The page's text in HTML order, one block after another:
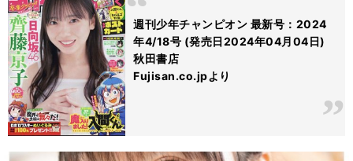
週刊少年チャンピオン 最新号：2024
年4/18号 (発売日2024年04月04日)
秋田書店
Fujisan.co.jpより